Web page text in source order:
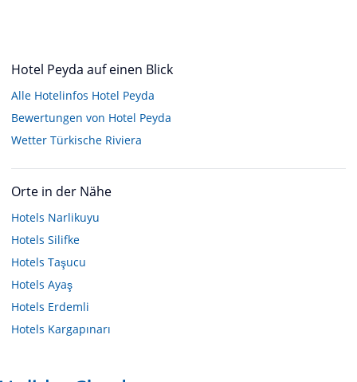
Hotel Peyda auf einen Blick
Alle Hotelinfos Hotel Peyda
Bewertungen von Hotel Peyda
Wetter Türkische Riviera
Orte in der Nähe
Hotels Narlikuyu
Hotels Silifke
Hotels Taşucu
Hotels Ayaş
Hotels Erdemli
Hotels Kargapınarı